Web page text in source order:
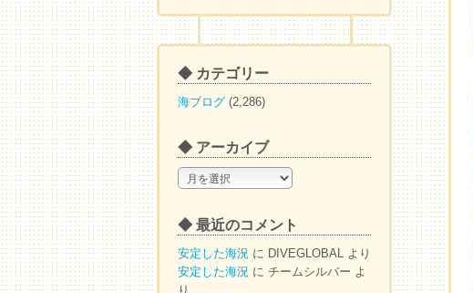
◆ カテゴリー
海ブログ (2,286)
◆ アーカイブ
◆
ア
カ
イ
ブ
◆ 最近のコメント
安定した海況 に DIVEGLOBAL より
安定した海況 に チームシルバー よ
り